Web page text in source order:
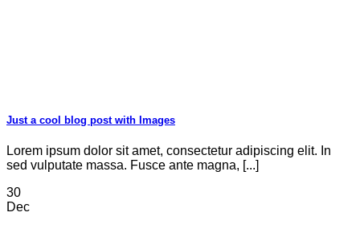
Just a cool blog post with Images
Lorem ipsum dolor sit amet, consectetur adipiscing elit. In
sed vulputate massa. Fusce ante magna, [...]
30
Dec